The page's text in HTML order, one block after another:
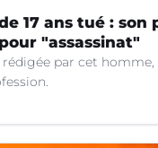
17 ans tué : son
"assassinat"
par cet homme,